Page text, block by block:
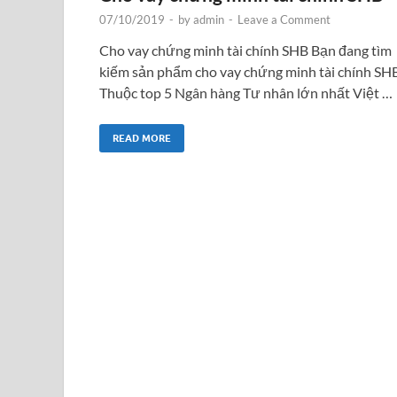
07/10/2019 - byadmin - Leave a Comment
Cho vay chứng minh tài chính SHB Bạn đang tìm
kiếm sản phẩm cho vay chứng minh tài chính
Thuộc top 5 Ngân hàng Tư nhân lớn nhất Việt …
READ MORE